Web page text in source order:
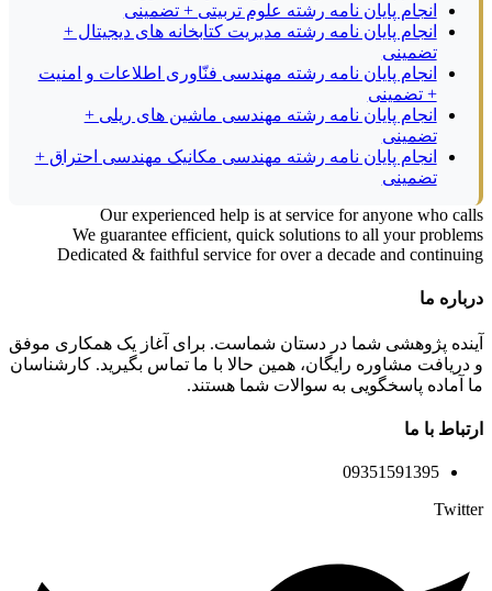
انجام پایان نامه رشته علوم تربیتی + تضمینی
انجام پایان نامه رشته مدیریت کتابخانه های دیجیتال +
تضمینی
انجام پایان نامه رشته مهندسی فنّاوری اطلاعات و امنیت
+ تضمینی
انجام پایان نامه رشته مهندسی ماشین های ریلی +
تضمینی
انجام پایان نامه رشته مهندسی مکانیک مهندسی احتراق +
تضمینی
Our experienced help is at service for anyone who calls
We guarantee efficient, quick solutions to all your problems
Dedicated & faithful service for over a decade and continuing
درباره ما
آینده پژوهشی شما در دستان شماست. برای آغاز یک همکاری موفق
و دریافت مشاوره رایگان، همین حالا با ما تماس بگیرید. کارشناسان
ما آماده پاسخگویی به سوالات شما هستند.
ارتباط با ما
09351591395
Twitter